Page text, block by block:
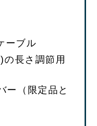
ーブル
長さ調節用
ー（限定品と